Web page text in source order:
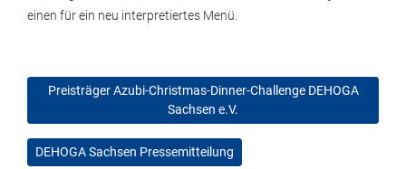
einen für ein neu interpretiertes Menü.
Preisträger Azubi-Christmas-Dinner-Challenge DEHOGA
Sachsen e.V.
DEHOGA Sachsen Pressemitteilung